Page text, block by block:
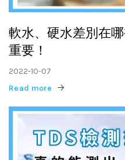
軟水、硬水差別在
重要！
2022-10-07
Read more